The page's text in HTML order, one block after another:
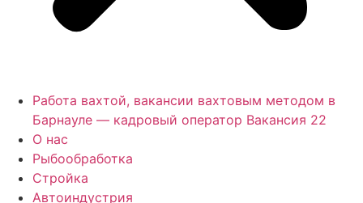
Работа вахтой, вакансии вахтовым методом в
Барнауле — кадровый оператор Вакансия 22
О нас
Рыбообработка
Стройка
Автоиндустрия